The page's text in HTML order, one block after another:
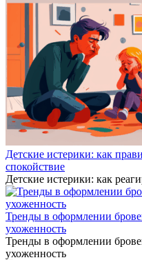
Детские истерики: как
спокойствие
Детские истерики: как
Тренды в оформлении
ухоженность
Тренды в оформлении
ухоженность